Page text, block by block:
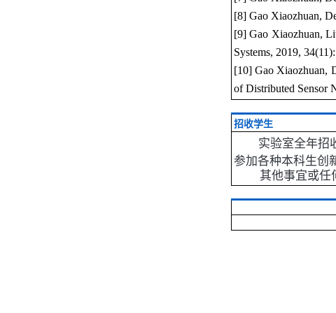
[8] Gao Xiaozhuan,
[9] Gao Xiaozhuan,
Systems, 2019,
[10] Gao Xiaozhuan,
of Distributed Sensor
招收学生
实验室全年招
参加各种本科生创
其他事宜或任